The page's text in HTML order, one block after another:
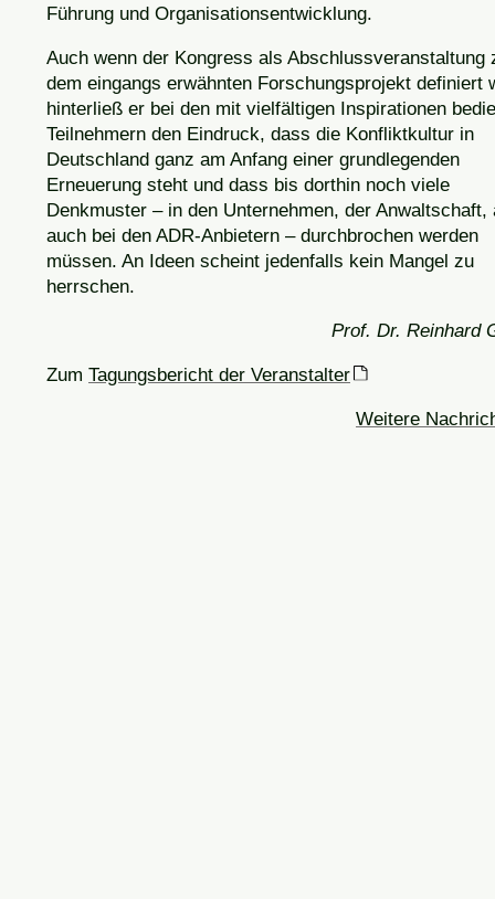
Führung und Organisationsentwicklung.
Auch wenn der Kongress als Abschlussveranstaltung
dem eingangs erwähnten Forschungsprojekt definiert
hinterließ er bei den mit vielfältigen Inspirationen
Teilnehmern den Eindruck, dass die Konfliktkultur in
Deutschland ganz am Anfang einer grundlegenden
Erneuerung steht und dass bis dorthin noch viele
Denkmuster – in den Unternehmen, der Anwaltschaft,
auch bei den ADR-Anbietern – durchbrochen werden
müssen. An Ideen scheint jedenfalls kein Mangel zu
herrschen.
Prof. Dr. Reinhard
Zum Tagungsbericht der Veranstalter
Weitere